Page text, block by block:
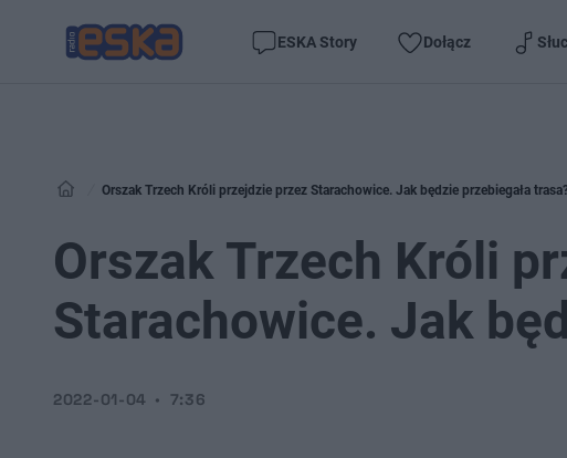
ESKA Story Dołącz
Orszak Trzech Króli przejdzie przez Starachowice. Jak będzie przebiegała
Orszak Trzech Króli
Starachowice. Jak
2022-01-04 7:36